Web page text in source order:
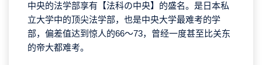
中央的法学部享有 【法科の中央】 的盛名。 是日本私
立大学中的顶尖法学部，也是中央大学最难考的学
部，偏差值达到惊人的66～73，曾经一度甚至比关东
的帝大都难考。